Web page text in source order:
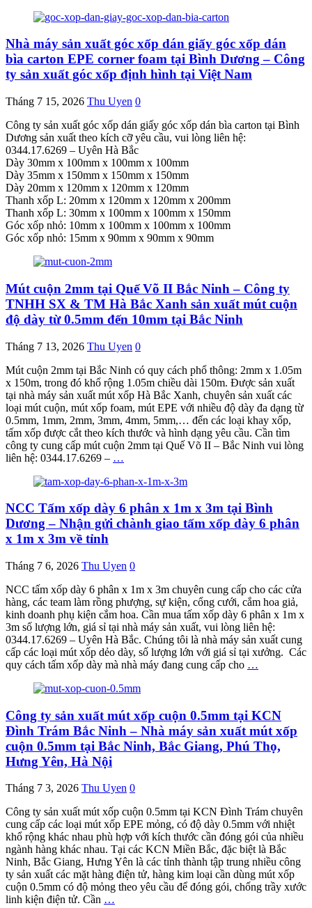
Nhà máy sản xuất góc xốp dán giấy góc xốp dán
bìa carton EPE corner foam tại Bình Dương – Công
ty sản xuất góc xốp định hình tại Việt Nam
Tháng 7 15, 2026 Thu Uyen 0
Công ty sản xuất góc xốp dán giấy góc xốp dán bìa carton tại Bình
Dương sản xuất theo kích cỡ yêu cầu, vui lòng liên hệ:
0344.17.6269 – Uyên Hà Bắc
Dày 30mm x 100mm x 100mm x 100mm
Dày 35mm x 150mm x 150mm x 150mm
Dày 20mm x 120mm x 120mm x 120mm
Thanh xốp L: 20mm x 120mm x 120mm x 200mm
Thanh xốp L: 30mm x 100mm x 100mm x 150mm
Góc xốp nhỏ: 10mm x 100mm x 100mm x 100mm
Góc xốp nhỏ: 15mm x 90mm x 90mm x 90mm
Mút cuộn 2mm tại Quế Võ II Bắc Ninh – Công ty
TNHH SX & TM Hà Bắc Xanh sản xuất mút cuộn
độ dày từ 0.5mm đến 10mm tại Bắc Ninh
Tháng 7 13, 2026 Thu Uyen 0
Mút cuộn 2mm tại Bắc Ninh có quy cách phổ thông: 2mm x 1.05m
x 150m, trong đó khổ rộng 1.05m chiều dài 150m. Được sản xuất
tại nhà máy sản xuất mút xốp Hà Bắc Xanh, chuyên sản xuất các
loại mút cuộn, mút xốp foam, mút EPE với nhiều độ dày đa dạng từ
0.5mm, 1mm, 2mm, 3mm, 4mm, 5mm,… đến các loại khay xốp,
tấm xốp được cắt theo kích thước và hình dạng yêu cầu. Cần tìm
công ty cung cấp mút cuộn 2mm tại Quế Võ II – Bắc Ninh vui lòng
liên hệ: 0344.17.6269 – …
NCC Tấm xốp dày 6 phân x 1m x 3m tại Bình
Dương – Nhận gửi chành giao tấm xốp dày 6 phân
x 1m x 3m về tỉnh
Tháng 7 6, 2026 Thu Uyen 0
NCC tấm xốp dày 6 phân x 1m x 3m chuyên cung cấp cho các cửa
hàng, các team làm rồng phượng, sự kiện, cổng cưới, cắm hoa giả,
kinh doanh phụ kiện cắm hoa. Cần mua tấm xốp dày 6 phân x 1m x
3m số lượng lớn, giá sỉ tại nhà máy sản xuất, vui lòng liên hệ:
0344.17.6269 – Uyên Hà Bắc. Chúng tôi là nhà máy sản xuất cung
cấp các loại mút xốp dẻo dày, số lượng lớn với giá sỉ tại xưởng. Các
quy cách tấm xốp dày mà nhà máy đang cung cấp cho …
Công ty sản xuất mút xốp cuộn 0.5mm tại KCN
Đình Trám Bắc Ninh – Nhà máy sản xuất mút xốp
cuộn 0.5mm tại Bắc Ninh, Bắc Giang, Phú Thọ,
Hưng Yên, Hà Nội
Tháng 7 3, 2026 Thu Uyen 0
Công ty sản xuất mút xốp cuộn 0.5mm tại KCN Đình Trám chuyên
cung cấp các loại mút xốp EPE mỏng, có độ dày 0.5mm với nhiệt
khổ rộng khác nhau phù hợp với kích thước cần đóng gói của nhiều
ngành hàng khác nhau. Tại các KCN Miền Bắc, đặc biệt là Bắc
Ninh, Bắc Giang, Hưng Yên là các tỉnh thành tập trung nhiều công
ty sản xuất các mặt hàng điện tử, hàng kim loại cần dùng mút xốp
cuộn 0.5mm có độ mỏng theo yêu cầu để đóng gói, chống trầy xước
linh kiện điện tử. Cần …